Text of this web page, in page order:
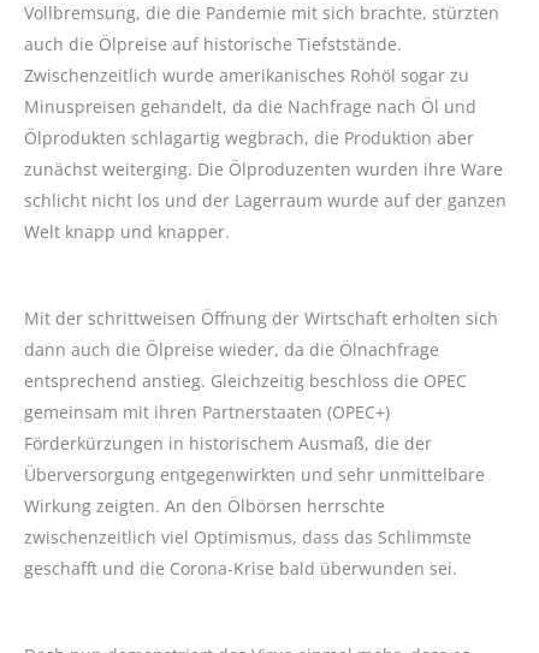
Vollbremsung, die die Pandemie mit sich brachte, stürzten
auch die Ölpreise auf historische Tiefststände.
Zwischenzeitlich wurde amerikanisches Rohöl sogar zu
Minuspreisen gehandelt, da die Nachfrage nach Öl und
Ölprodukten schlagartig wegbrach, die Produktion aber
zunächst weiterging. Die Ölproduzenten wurden ihre Ware
schlicht nicht los und der Lagerraum wurde auf der ganzen
Welt knapp und knapper.
Mit der schrittweisen Öffnung der Wirtschaft erholten sich
dann auch die Ölpreise wieder, da die Ölnachfrage
entsprechend anstieg. Gleichzeitig beschloss die OPEC
gemeinsam mit ihren Partnerstaaten (OPEC+)
Förderkürzungen in historischem Ausmaß, die der
Überversorgung entgegenwirkten und sehr unmittelbare
Wirkung zeigten. An den Ölbörsen herrschte
zwischenzeitlich viel Optimismus, dass das Schlimmste
geschafft und die Corona-Krise bald überwunden sei.